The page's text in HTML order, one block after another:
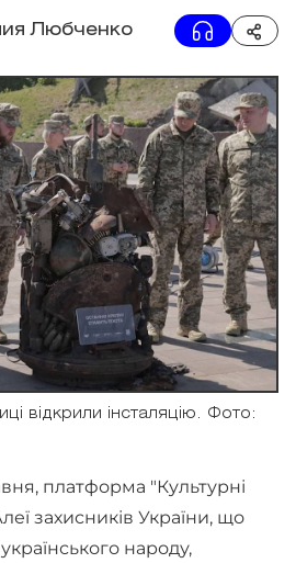
Любченко
відкрили інсталяцію. Фото:
платформа "Культурні
захисників України, що
народу,